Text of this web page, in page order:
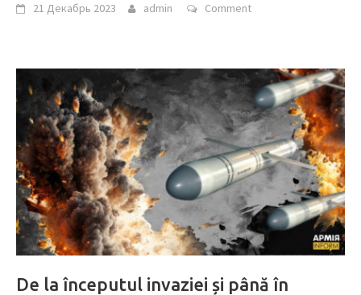
21 Декабрь 2023 admin Comment
De la începutul invaziei și până în